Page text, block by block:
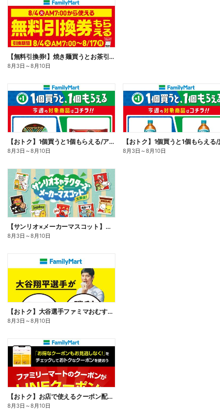
【無料引換券!】焼き麺買うとお茶引換券貰える!
8月3日 ～8月10日
【おトク】1個買うと1個もらえる/アイス
8月3日 ～8月10日
【おトク】1個買うと1個もらえる
8月3日 ～8月10日
【サンリオ×メーカーマスコット】オリジナルグッズ貰える!
8月3日 ～8月10日
【おトク】大谷選手ファミマおむすび割
8月3日 ～8月10日
【おトク】お店で使えるクーポン配信中
8月3日 ～8月10日